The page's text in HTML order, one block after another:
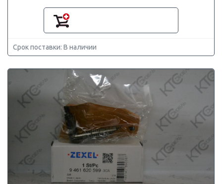
Срок поставки: В наличии